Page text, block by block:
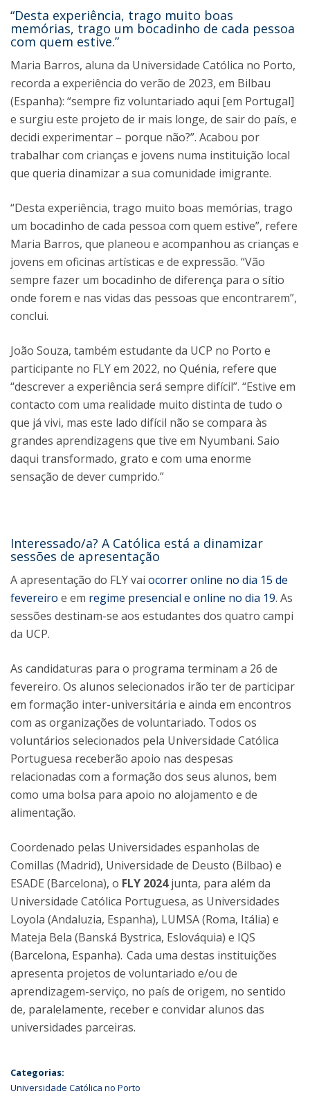
“Desta experiência, trago muito boas
memórias, trago um bocadinho de cada pessoa
com quem estive.”
Maria Barros, aluna da Universidade Católica no Porto,
recorda a experiência do verão de 2023, em Bilbau
(Espanha): “sempre fiz voluntariado aqui [em Portugal]
e surgiu este projeto de ir mais longe, de sair do país, e
decidi experimentar – porque não?”. Acabou por
trabalhar com crianças e jovens numa instituição local
que queria dinamizar a sua comunidade imigrante.
“Desta experiência, trago muito boas memórias, trago
um bocadinho de cada pessoa com quem estive”, refere
Maria Barros, que planeou e acompanhou as crianças e
jovens em oficinas artísticas e de expressão. “Vão
sempre fazer um bocadinho de diferença para o sítio
onde forem e nas vidas das pessoas que encontrarem”,
conclui.
João Souza, também estudante da UCP no Porto e
participante no FLY em 2022, no Quénia, refere que
“descrever a experiência será sempre difícil”. “Estive em
contacto com uma realidade muito distinta de tudo o
que já vivi, mas este lado difícil não se compara às
grandes aprendizagens que tive em Nyumbani. Saio
daqui transformado, grato e com uma enorme
sensação de dever cumprido.”
Interessado/a? A Católica está a dinamizar
sessões de apresentação
A apresentação do FLY vai ocorrer online no dia 15 de
fevereiro e em regime presencial e online no dia 19. As
sessões destinam-se aos estudantes dos quatro campi
da UCP.
As candidaturas para o programa terminam a 26 de
fevereiro. Os alunos selecionados irão ter de participar
em formação inter-universitária e ainda em encontros
com as organizações de voluntariado. Todos os
voluntários selecionados pela Universidade Católica
Portuguesa receberão apoio nas despesas
relacionadas com a formação dos seus alunos, bem
como uma bolsa para apoio no alojamento e de
alimentação.
Coordenado pelas Universidades espanholas de
Comillas (Madrid), Universidade de Deusto (Bilbao) e
ESADE (Barcelona), o FLY 2024junta, para além da
Universidade Católica Portuguesa, as Universidades
Loyola (Andaluzia, Espanha), LUMSA (Roma, Itália) e
Mateja Bela (Banská Bystrica, Eslováquia) e IQS
(Barcelona, Espanha). Cada uma destas instituições
apresenta projetos de voluntariado e/ou de
aprendizagem-serviço, no país de origem, no sentido
de, paralelamente, receber e convidar alunos das
universidades parceiras.
Categorias:
Universidade Católica no Porto